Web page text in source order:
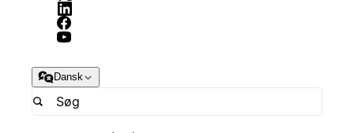
Dansk